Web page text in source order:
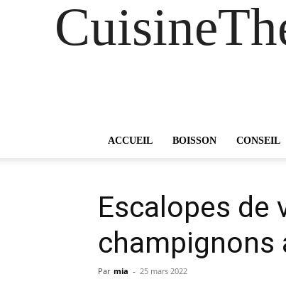
ACCUEIL BOISSON CONSEIL
Escalopes de
champignons
Par mia - 25 mars 2022